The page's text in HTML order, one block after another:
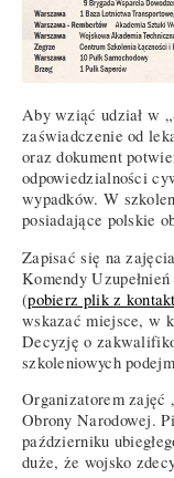
Aby wziąć udział w
zaświadczenie od
oraz dokument
odpowiedzialności
wypadków. W
posiadające polskie
Zapisać się na
Komendy
(pobierz plik z
wskazać miejsce, w
Decyzję o
szkoleniowych
Organizatorem zajęć
Obrony Narodowej.
październiku
duże, że wojsko